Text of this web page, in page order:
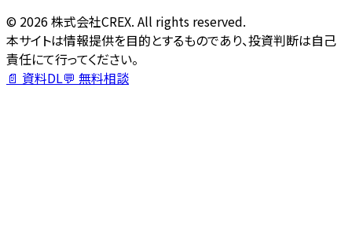
© 2026株式会社CREX. All rights reserved.
本サイトは情報提供を目的とするものであり、投資判断は自己
責任にて行ってください。
📄 資料DL💬 無料相談